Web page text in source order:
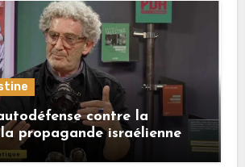
contre la
propagande israélienne